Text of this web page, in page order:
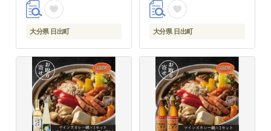
大分県 日出町 大分県 日出町